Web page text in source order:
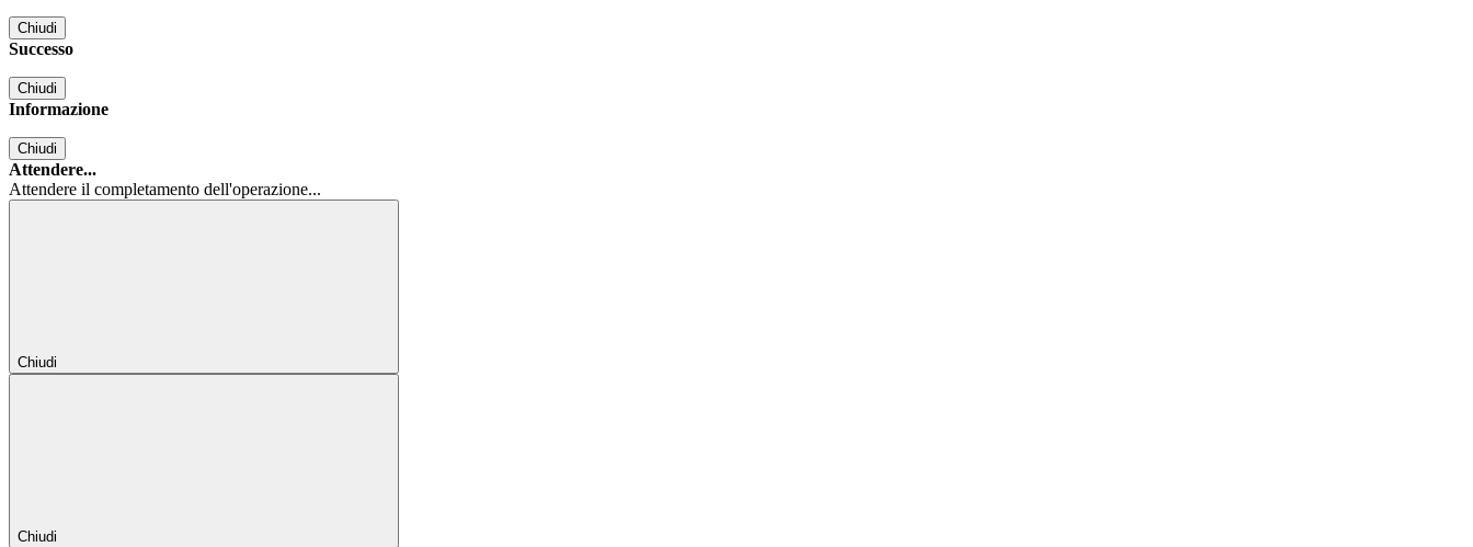
Chiudi
Successo
Chiudi
Informazione
Chiudi
Attendere...
Attendere il completamento dell'operazione...
Chiudi
Chiudi